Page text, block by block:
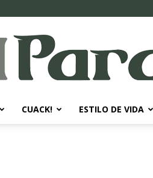
CUACK! ESTILO DE VIDA